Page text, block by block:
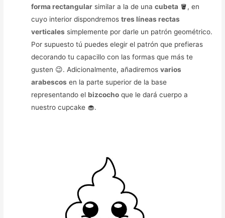
forma rectangular similar a la de unacubeta 🪣, en
cuyo interior dispondremostres líneas rectas
verticales simplemente por darle un patrón geométrico.
Por supuesto tú puedes elegir el patrón que prefieras
decorando tu capacillo con las formas que más te
gusten 😉. Adicionalmente, añadiremosvarios
arabescos en la parte superior de la base
representando el bizcocho que le dará cuerpo a
nuestro cupcake 🧁.